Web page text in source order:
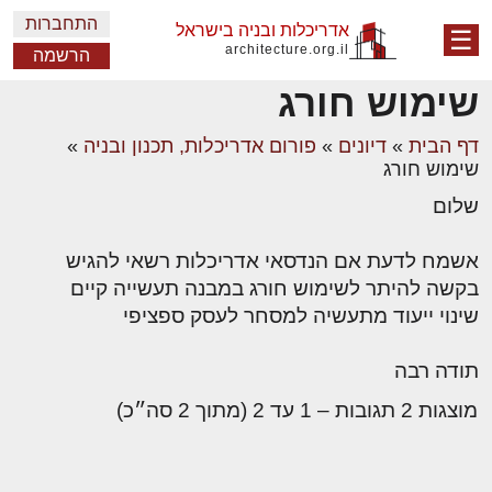
☰ אדריכלות ובניה בישראל
architecture.org.il
התחברות
הרשמה
שימוש חורג
דף הבית » דיונים » פורום אדריכלות, תכנון ובניה »
שימוש חורג
שלום
אשמח לדעת אם הנדסאי אדריכלות רשאי להגיש
בקשה להיתר לשימוש חורג במבנה תעשייה קיים
שינוי ייעוד מתעשיה למסחר לעסק ספציפי
תודה רבה
מוצגות 2 תגובות – 1 עד 2 (מתוך 2 סה״כ)